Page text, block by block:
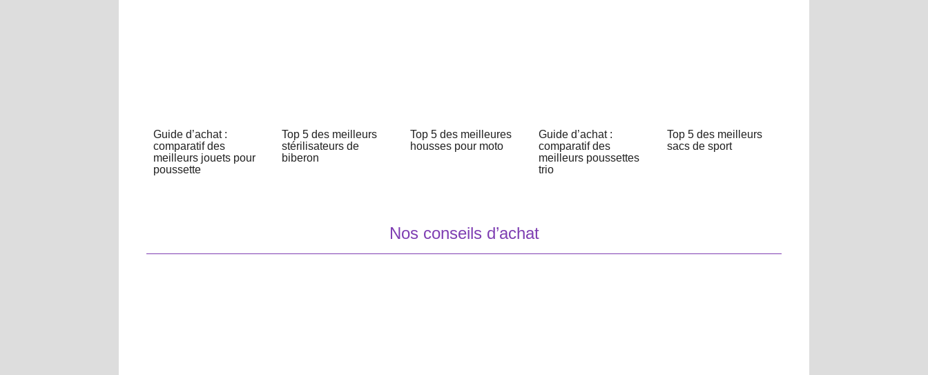
Guide d’achat :
comparatif des
meilleurs jouets pour
poussette
Top 5 des meilleurs
stérilisateurs de
biberon
Top 5 des meilleures
housses pour moto
Guide d’achat :
comparatif des
meilleurs poussettes
trio
Top 5 des meilleurs
sacs de sport
Nos conseils d’achat